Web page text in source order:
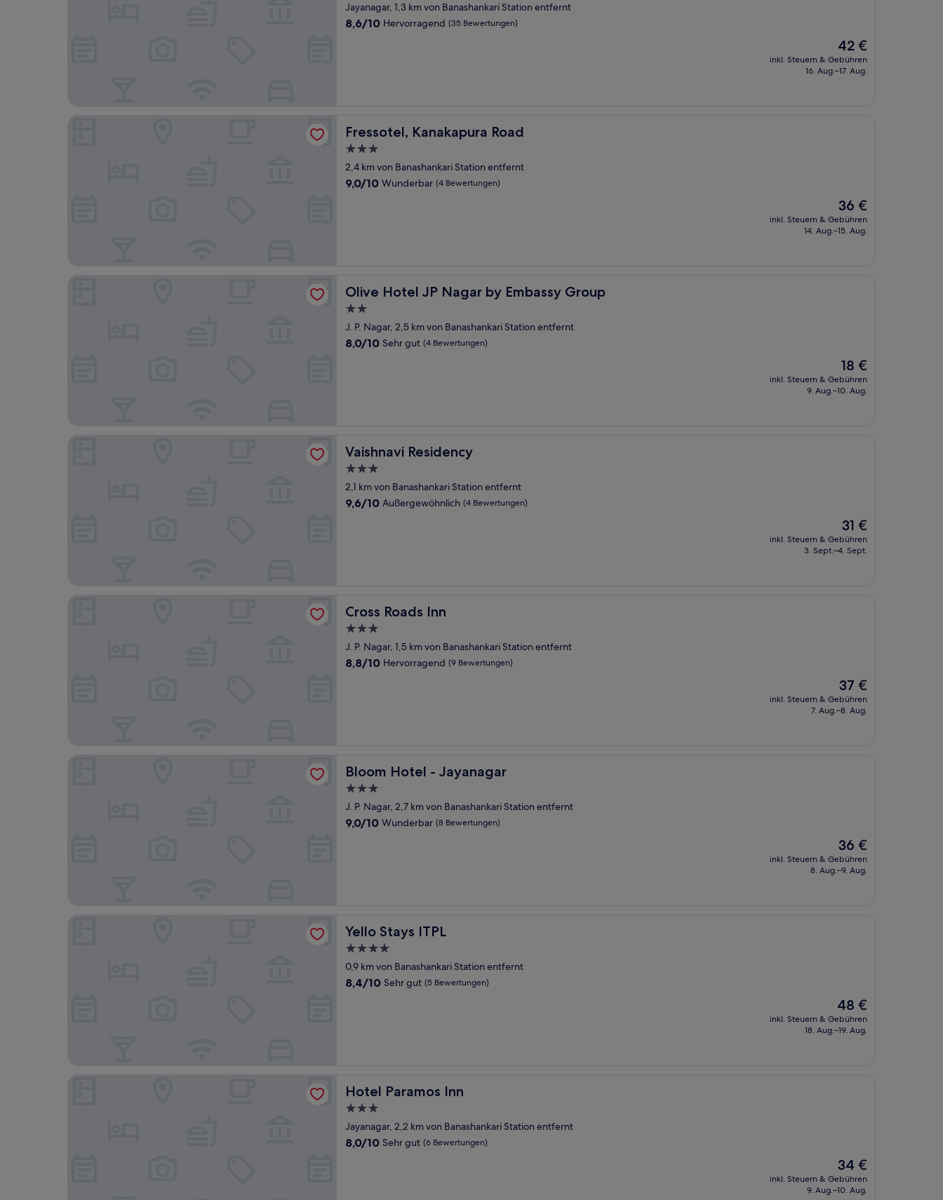
Sterne-
Unterkunft
Jayanagar, 1,3 km von Banashankari Station entfernt
8.6
8,6/10 Hervorragend (35 Bewertungen)
Der
Preis
beträgt
42 €
inkl. Steuern & Gebühren
16. Aug.–17. Aug.
Fressotel, Kanakapura Road
Fressotel, Kanakapura Road
3.0-
Sterne-
Unterkunft
2,4 km von Banashankari Station entfernt
9.0
9,0/10 Wunderbar (4 Bewertungen)
Der
Preis
beträgt
36 €
inkl. Steuern & Gebühren
14. Aug.–15. Aug.
Olive Hotel JP Nagar by Embassy Group
Olive Hotel JP Nagar by Embassy Group
2.0-
Sterne-
Unterkunft
J. P. Nagar, 2,5 km von Banashankari Station entfernt
8.0
8,0/10 Sehr gut (4 Bewertungen)
Der
Preis
beträgt
18 €
inkl. Steuern & Gebühren
9. Aug.–10. Aug.
Vaishnavi Residency
Vaishnavi Residency
3.0-
Sterne-
Unterkunft
2,1 km von Banashankari Station entfernt
9.6
9,6/10 Außergewöhnlich (4 Bewertungen)
Der
Preis
beträgt
31 €
inkl. Steuern & Gebühren
3. Sept.–4. Sept.
Cross Roads Inn
Cross Roads Inn
3.0-
Sterne-
Unterkunft
J. P. Nagar, 1,5 km von Banashankari Station entfernt
8.8
8,8/10 Hervorragend (9 Bewertungen)
Der
Preis
beträgt
37 €
inkl. Steuern & Gebühren
7. Aug.–8. Aug.
Bloom Hotel - Jayanagar
Bloom Hotel - Jayanagar
3.0-
Sterne-
Unterkunft
J. P. Nagar, 2,7 km von Banashankari Station entfernt
9.0
9,0/10 Wunderbar (8 Bewertungen)
Der
Preis
beträgt
36 €
inkl. Steuern & Gebühren
8. Aug.–9. Aug.
Yello Stays ITPL
Yello Stays ITPL
4.0-
Sterne-
Unterkunft
0,9 km von Banashankari Station entfernt
8.4
8,4/10 Sehr gut (5 Bewertungen)
Der
Preis
beträgt
48 €
inkl. Steuern & Gebühren
18. Aug.–19. Aug.
Hotel Paramos Inn
Hotel Paramos Inn
3.0-
Sterne-
Unterkunft
Jayanagar, 2,2 km von Banashankari Station entfernt
8.0
8,0/10 Sehr gut (6 Bewertungen)
Der
Preis
beträgt
34 €
inkl. Steuern & Gebühren
9. Aug.–10. Aug.